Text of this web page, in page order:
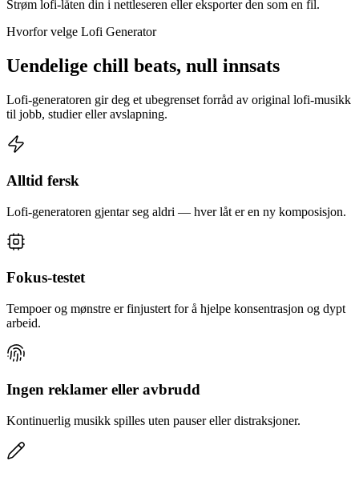
Strøm lofi-låten din i nettleseren eller eksporter den som en fil.
Hvorfor velge Lofi Generator
Uendelige chill beats, null innsats
Lofi-generatoren gir deg et ubegrenset forråd av original lofi-musikk
til jobb, studier eller avslapning.
Alltid fersk
Lofi-generatoren gjentar seg aldri — hver låt er en ny komposisjon.
Fokus-testet
Tempoer og mønstre er finjustert for å hjelpe konsentrasjon og dypt
arbeid.
Ingen reklamer eller avbrudd
Kontinuerlig musikk spilles uten pauser eller distraksjoner.